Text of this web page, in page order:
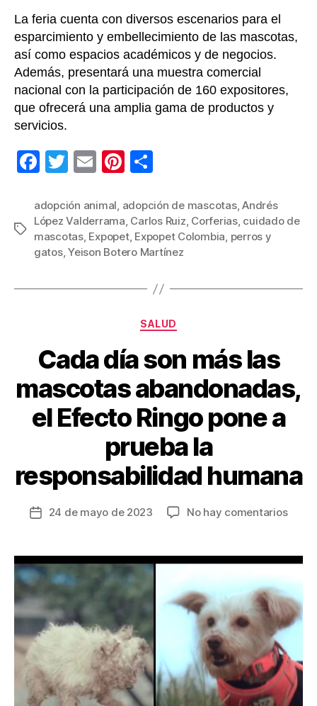
La feria cuenta con diversos escenarios para el
esparcimiento y embellecimiento de las mascotas,
así como espacios académicos y de negocios.
Además, presentará una muestra comercial
nacional con la participación de 160 expositores,
que ofrecerá una amplia gama de productos y
servicios.
F
c
e
b
o
T
tt
er
E
ail
Pi
er
e
st
m
p
ar
Etiquetas
adopción animal, adopción de mascotas,Andrés
López Valderrama, Carlos Ruiz, Corferias, cuidado de
mascotas, Expopet, Expopet Colombia, perros y
gatos,Yeison Botero Martínez
Categorías
SALUD
Cada día son más las
mascotas abandonadas,
el Efecto Ringo pone a
prueba la
responsabilidad humana
Fecha
entrada
24 de mayo de 2023 No hay comentariosen
son
las
Ringo
pone
a